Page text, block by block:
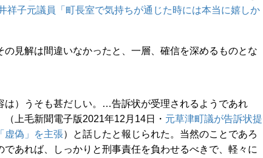
祥子元議員「町長室で気持ちが通じた時には本当に嬉しか
見解は間違いなかったと、一層、確信を深めるものとな
）うそも甚だしい。…告訴状が受理されるようであれ
上毛新聞電子版2021年12月14日・ 元草津町議が告訴状提
偽」を主張）と話したと報じられた。当然のことであろ
あれば、しっかりと刑事責任を負わせるべきで、軽々に